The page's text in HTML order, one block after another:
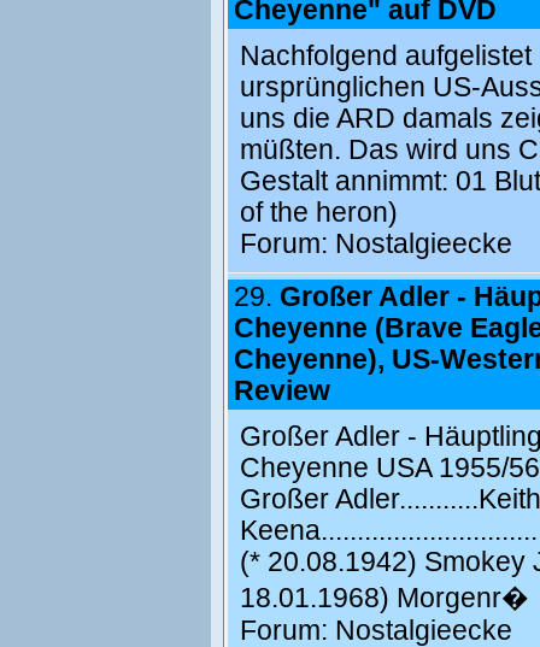
Cheyenne" auf DVD
Nachfolgend
ursprünglichen US-
uns die ARD damals
müßten. Das wird uns
Gestalt annimmt: 01
of the heron)
Forum: Nostalgieecke
29. Großer Adler -
Cheyenne (Brave
Cheyenne), US-
Review
Großer Adler -
Cheyenne USA 1955/
Großer
(* 20.08.1942) Smokey
18.01.1968) Morgenr�
Forum: Nostalgieecke